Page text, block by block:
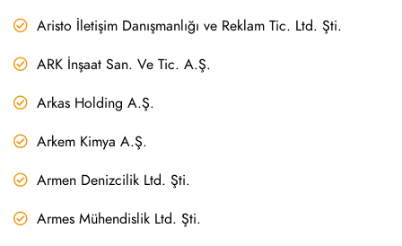
Aristo İletişim Danışmanlığı ve Reklam Tic. Ltd. Şti.
ARK İnşaat San. Ve Tic. A.Ş.
Arkas Holding A.Ş.
Arkem Kimya A.Ş.
Armen Denizcilik Ltd. Şti.
Armes Mühendislik Ltd. Şti.